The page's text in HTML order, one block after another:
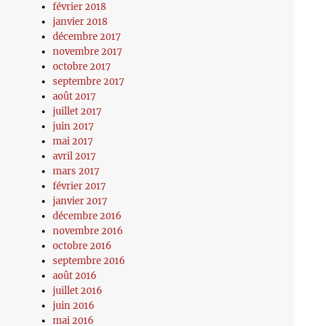
février 2018
janvier 2018
décembre 2017
novembre 2017
octobre 2017
septembre 2017
août 2017
juillet 2017
juin 2017
mai 2017
avril 2017
mars 2017
février 2017
janvier 2017
décembre 2016
novembre 2016
octobre 2016
septembre 2016
août 2016
juillet 2016
juin 2016
mai 2016